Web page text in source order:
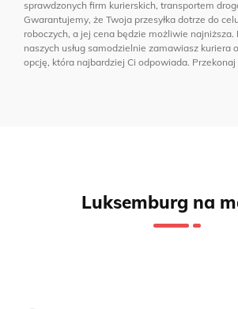
sprawdzonych firm kurierskich, transportem
Gwarantujemy, że Twoja przesyłka dotrze do
roboczych, a jej cena będzie możliwie najniższa.
naszych usług samodzielnie zamawiasz kuriera
opcję, która najbardziej Ci odpowiada.
Luksemburg na